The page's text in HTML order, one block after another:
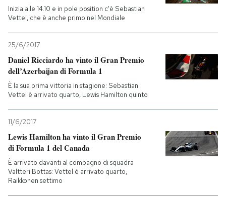
Cultura
Economia
Sport
Altrecose
PODCAST
NEWSLETTER
Inizia alle 14.10 e in pole position c'è Sebastian
Vettel, che è anche primo nel Mondiale
25/6/2017
Daniel Ricciardo ha vinto il Gran Premio
dell’Azerbaijan di Formula 1
È la sua prima vittoria in stagione: Sebastian
Vettel è arrivato quarto, Lewis Hamilton quinto
11/6/2017
Lewis Hamilton ha vinto il Gran Premio
di Formula 1 del Canada
È arrivato davanti al compagno di squadra
Valtteri Bottas: Vettel è arrivato quarto,
Raikkonen settimo